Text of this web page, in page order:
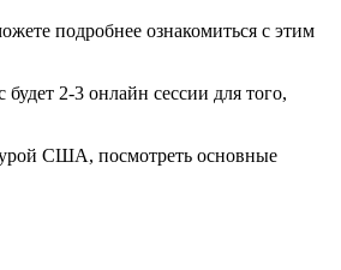
подробнее ознакомиться с этим
2-3 онлайн сессии для того,
США, посмотреть основные